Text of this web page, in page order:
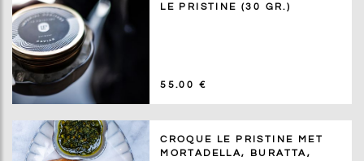
LE PRISTINE (30 GR.)
55.00 €
CROQUE LE PRISTINE MET
MORTADELLA, BURATTA,